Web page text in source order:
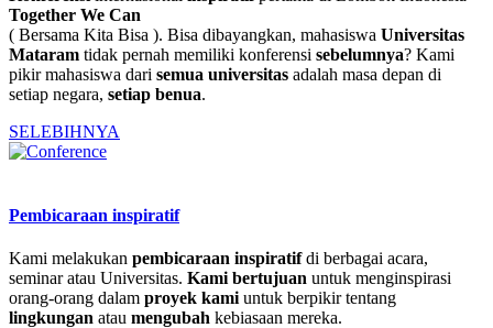
Together We Can
( Bersama Kita Bisa ). Bisa dibayangkan, mahasiswa Universitas
Mataram tidak pernah memiliki konferensi sebelumnya? Kami
pikir mahasiswa dari semua universitas adalah masa depan di
setiap negara, setiap benua.
SELEBIHNYA
Pembicaraan inspiratif
Kami melakukan pembicaraan inspiratifdi berbagai acara,
seminar atau Universitas. Kami bertujuan untuk menginspirasi
orang-orang dalam proyek kami untuk berpikir tentang
lingkungan atau mengubah kebiasaan mereka.